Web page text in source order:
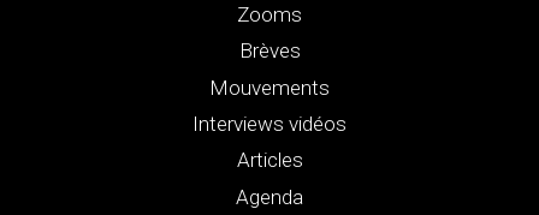
Zooms
Brèves
Mouvements
Interviews vidéos
Articles
Agenda